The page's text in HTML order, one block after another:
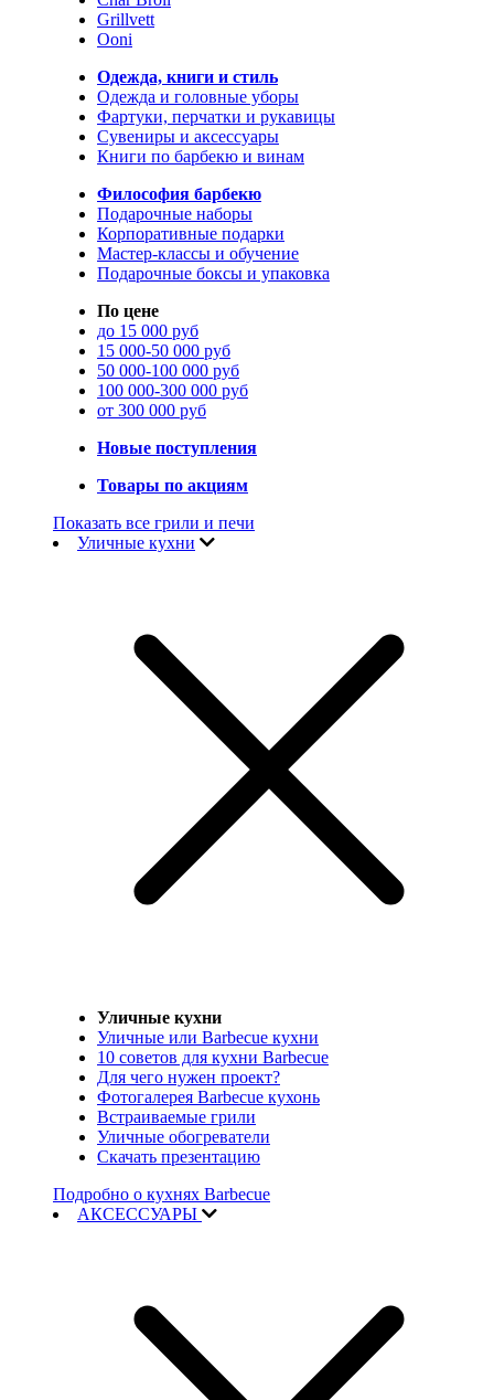
Grillvett
Ooni
Одежда, книги и стиль
Одежда и головные уборы
Фартуки, перчатки и рукавицы
Сувениры и аксессуары
Книги по барбекю и винам
Философия барбекю
Подарочные наборы
Корпоративные подарки
Мастер-классы и обучение
Подарочные боксы и упаковка
По цене
до 15 000 руб
15 000-50 000 руб
50 000-100 000 руб
100 000-300 000 руб
от 300 000 руб
Новые поступления
Товары по акциям
Показать все грили и печи
Уличные кухни
Уличные кухни
Уличные или Barbecue кухни
10 советов для кухни Barbecue
Для чего нужен проект?
Фотогалерея Barbecue кухонь
Встраиваемые грили
Уличные обогреватели
Скачать презентацию
Подробно о кухнях Barbecue
АКСЕССУАРЫ